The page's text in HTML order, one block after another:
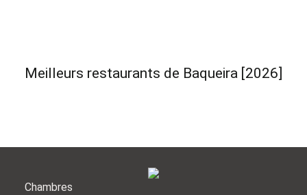
Meilleurs restaurants de Baqueira [2026]
Chambres